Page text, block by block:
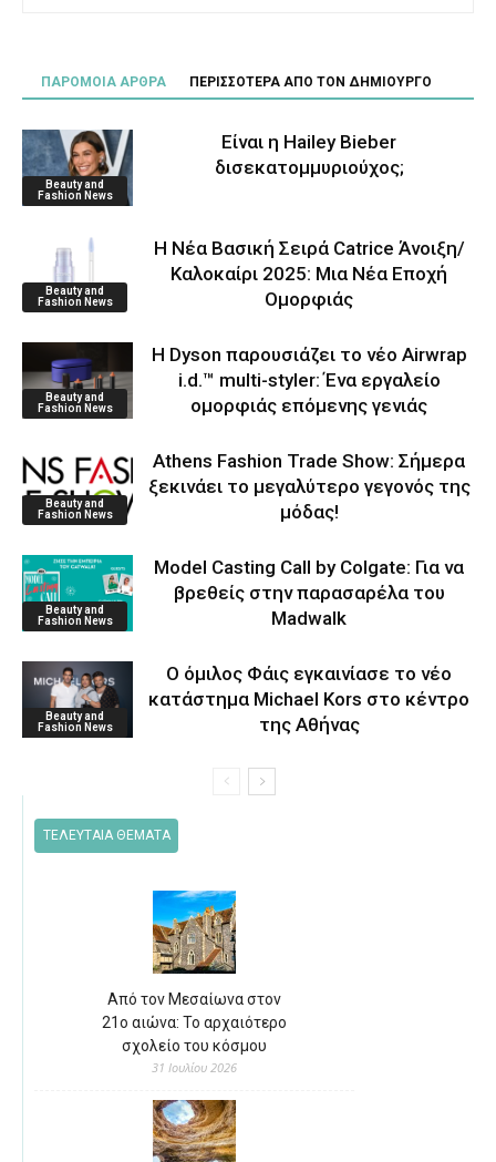
ΠΑΡΟΜΟΙΑ ΑΡΘΡΑ ΠΕΡΙΣΣΟΤΕΡΑ ΑΠΟ ΤΟΝ ΔΗΜΙΟΥΡΓΟ
Beauty and
Fashion News
Είναι η Hailey Bieber
δισεκατομμυριούχος;
Beauty and
Fashion News
Η Νέα Βασική Σειρά Catrice Άνοιξη/
Καλοκαίρι 2025: Μια Νέα Εποχή
Ομορφιάς
Beauty and
Fashion News
Η Dyson παρουσιάζει το νέο Airwrap
i.d.™ multi-styler: Ένα εργαλείο
ομορφιάς επόμενης γενιάς
Beauty and
Fashion News
Athens Fashion Trade Show: Σήμερα
ξεκινάει το μεγαλύτερο γεγονός της
μόδας!
Beauty and
Fashion News
Model Casting Call by Colgate: Για να
βρεθείς στην παρασαρέλα του
Μadwalk
Beauty and
Fashion News
O όμιλος Φάις εγκαινίασε το νέο
κατάστημα Michael Kors στο κέντρο
της Αθήνας
ΤΕΛΕΥΤΑΙΑ ΘΕΜΑΤΑ
Από τον Μεσαίωνα στον
21ο αιώνα: Το αρχαιότερο
σχολείο του κόσμου
31 Ιουλίου 2026